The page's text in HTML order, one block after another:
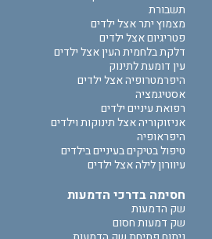
תשבורת
מצמוץ יתר אצל ילדים
פטריגיום אצל ילדים
דלקת בלחמית העין אצל ילדים
עין דומעת לתינוק
היפרמטרופיה אצל ילדים
אסטיגמציה
רפואת עיניים ילדים
אניזוקוריה אצל תינוקות וילדים
היפראופיה
טיפול בטיקים בעיניים בילדים
עיוורון לילה אצל ילדים
חסימה בדרכי הדמעות
שק הדמעות
שק דמעות חסום